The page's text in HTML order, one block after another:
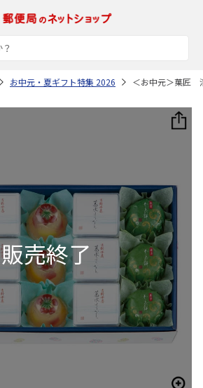
お中元・夏ギフト特集 2026 ＜お中元＞菓匠